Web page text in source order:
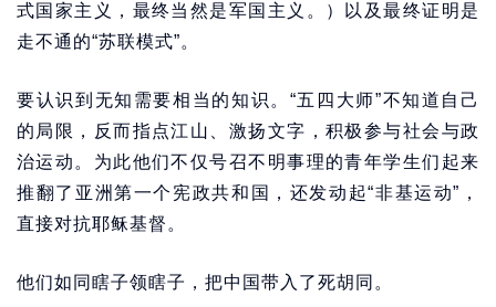
式国家主义，最终当然是军国主义。）以及最终证明是
走不通的“苏联模式”。
要认识到无知需要相当的知识。“五四大师”不知道自己
的局限，反而指点江山、激扬文字，积极参与社会与政
治运动。为此他们不仅号召不明事理的青年学生们起来
推翻了亚洲第一个宪政共和国，还发动起“非基运动”，
直接对抗耶稣基督。
他们如同瞎子领瞎子，把中国带入了死胡同。